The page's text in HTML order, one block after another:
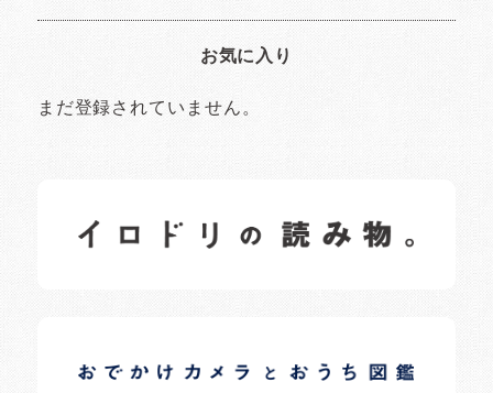
お気に入り
まだ登録されていません。
日常の様子など随時更新中です。
日常の様子など随時更新中です。